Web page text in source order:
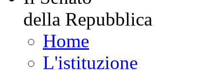
della Repubblica
Home
L'istituzione